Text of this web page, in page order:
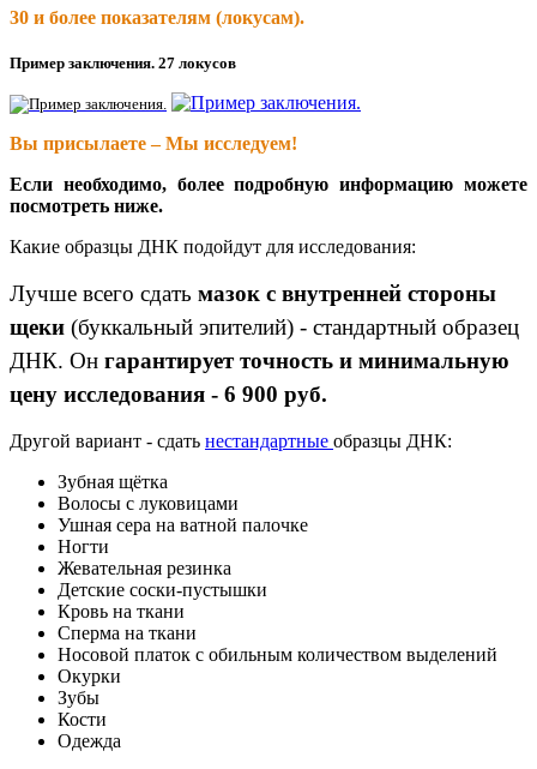
30 и более показателям (локусам).
Пример заключения. 27 локусов
Вы присылаете – Мы исследуем!
Если необходимо, более подробную информацию можете
посмотреть ниже.
Какие образцы ДНК подойдут для исследования:
Лучше всего сдать мазок с внутренней стороны
щеки (буккальный эпителий) - стандартный образец
ДНК. Он гарантирует точность и минимальную
цену исследования - 6 900 руб.
Другой вариант - сдать нестандартные образцы ДНК:
Зубная щётка
Волосы с луковицами
Ушная сера на ватной палочке
Ногти
Жевательная резинка
Детские соски-пустышки
Кровь на ткани
Сперма на ткани
Носовой платок с обильным количеством выделений
Окурки
Зубы
Кости
Одежда